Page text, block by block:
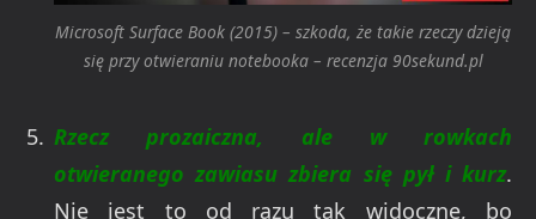
Microsoft Surface Book (2015) – szkoda, że takie rzeczy dzieją
się przy otwieraniu notebooka – recenzja 90sekund.pl
Rzecz prozaiczna, ale w rowkach
otwieranego zawiasu zbiera się pył i kurz.
Nie jest to od razu tak widoczne, bo